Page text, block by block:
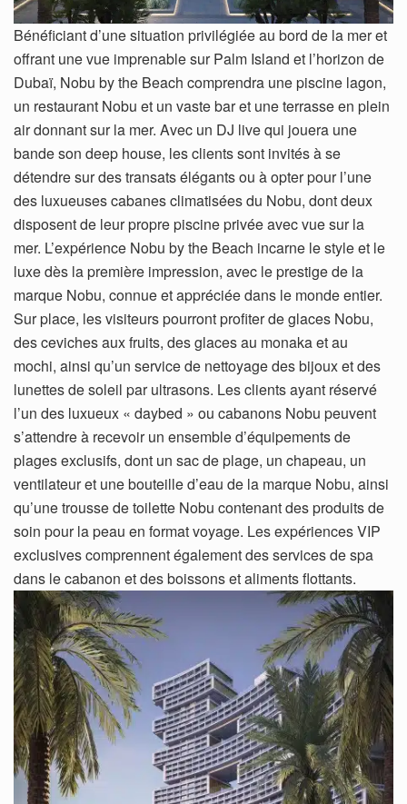
Bénéficiant d’une situation privilégiée au bord de la mer et
offrant une vue imprenable sur Palm Island et l’horizon de
Dubaï, Nobu by the Beach comprendra une piscine lagon,
un restaurant Nobu et un vaste bar et une terrasse en plein
air donnant sur la mer. Avec un DJ live qui jouera une
bande son deep house, les clients sont invités à se
détendre sur des transats élégants ou à opter pour l’une
des luxueuses cabanes climatisées du Nobu, dont deux
disposent de leur propre piscine privée avec vue sur la
mer. L’expérience Nobu by the Beach incarne le style et le
luxe dès la première impression, avec le prestige de la
marque Nobu, connue et appréciée dans le monde entier.
Sur place, les visiteurs pourront profiter de glaces Nobu,
des ceviches aux fruits, des glaces au monaka et au
mochi, ainsi qu’un service de nettoyage des bijoux et des
lunettes de soleil par ultrasons. Les clients ayant réservé
l’un des luxueux « daybed » ou cabanons Nobu peuvent
s’attendre à recevoir un ensemble d’équipements de
plages exclusifs, dont un sac de plage, un chapeau, un
ventilateur et une bouteille d’eau de la marque Nobu, ainsi
qu’une trousse de toilette Nobu contenant des produits de
soin pour la peau en format voyage. Les expériences VIP
exclusives comprennent également des services de spa
dans le cabanon et des boissons et aliments flottants.